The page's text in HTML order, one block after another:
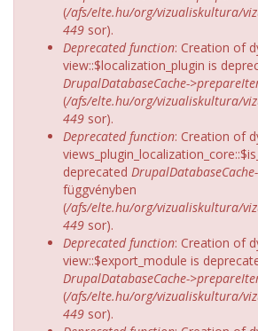
(/afs/elte.hu/org/vizualiskultura/
449 sor).
Deprecated function: Creation of
view::$localization_plugin is
DrupalDatabaseCache-
(/afs/elte.hu/org/vizualiskultura/
449 sor).
Deprecated function: Creation of
deprecated
függvényben
(/afs/elte.hu/org/vizualiskultura/
449 sor).
Deprecated function: Creation of
view::$export_module is
DrupalDatabaseCache-
(/afs/elte.hu/org/vizualiskultura/
449 sor).